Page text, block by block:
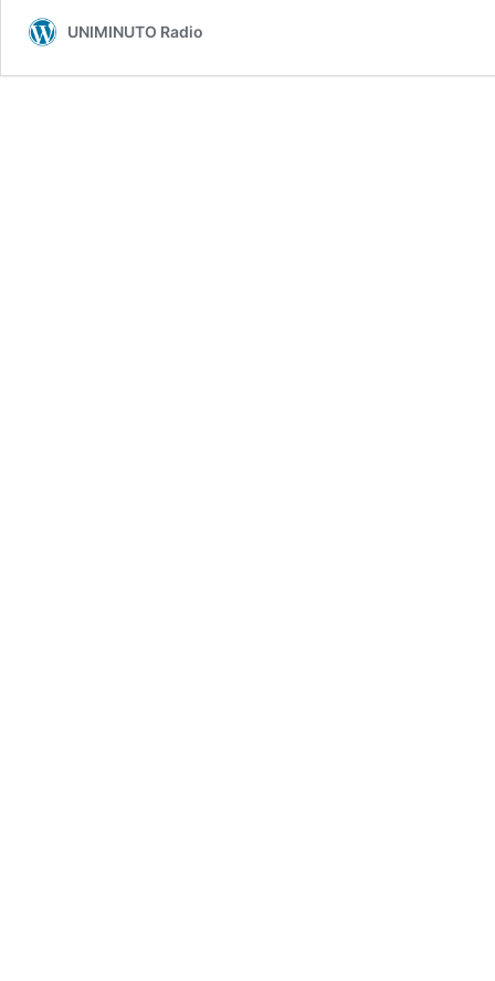
UNIMINUTO Radio